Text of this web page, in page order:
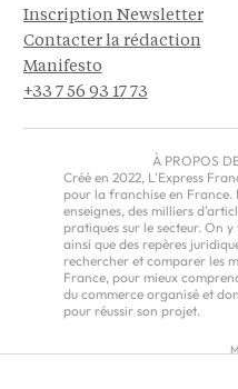
Inscription Newsletter
Contacter la rédaction
Manifesto
+33 7 56 93 17 73
À PROPOS
Créé en 2022, L'Express
pour la franchise en
enseignes, des milliers
pratiques sur le secteur. On
ainsi que des repères
rechercher et comparer les
France, pour mieux
du commerce organisé et
pour réussir son projet.